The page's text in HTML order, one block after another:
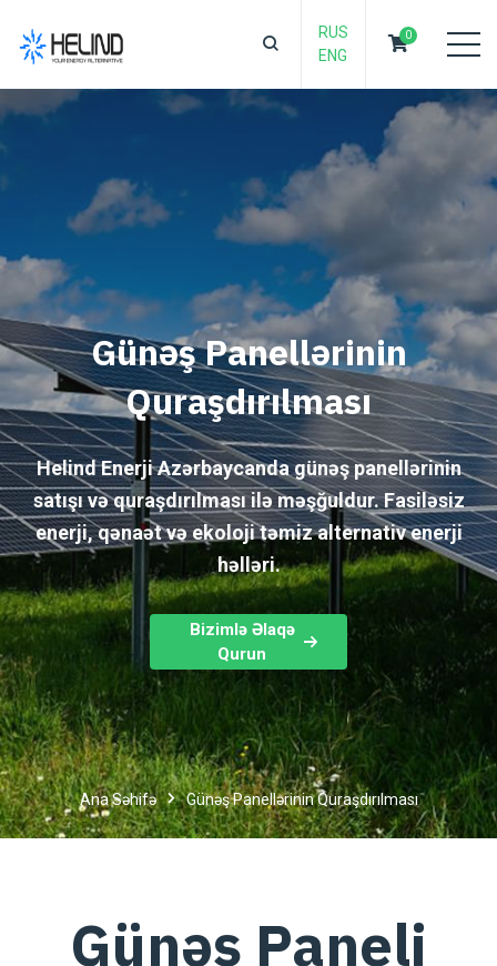
RUS
ENG
0
Günəş Panellərinin
Quraşdırılması
Helind Enerji Azərbaycanda günəş panellərinin
satışı və quraşdırılması ilə məşğuldur. Fasiləsiz
enerji, qənaət və ekoloji təmiz alternativ enerji
həlləri.
Bizimlə Əlaqə
Qurun
Ana Səhifə Günəş Panellərinin Quraşdırılması
Günəş Paneli